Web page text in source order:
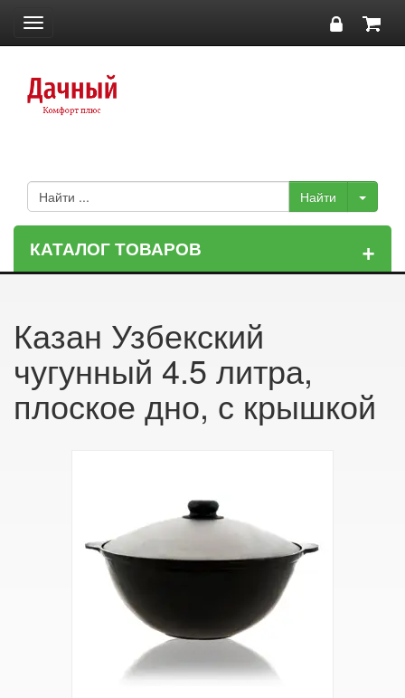
Toggle
navigation
КАТАЛОГ ТОВАРОВ +
Казан Узбекский
чугунный 4.5 литра,
плоское дно, с крышкой